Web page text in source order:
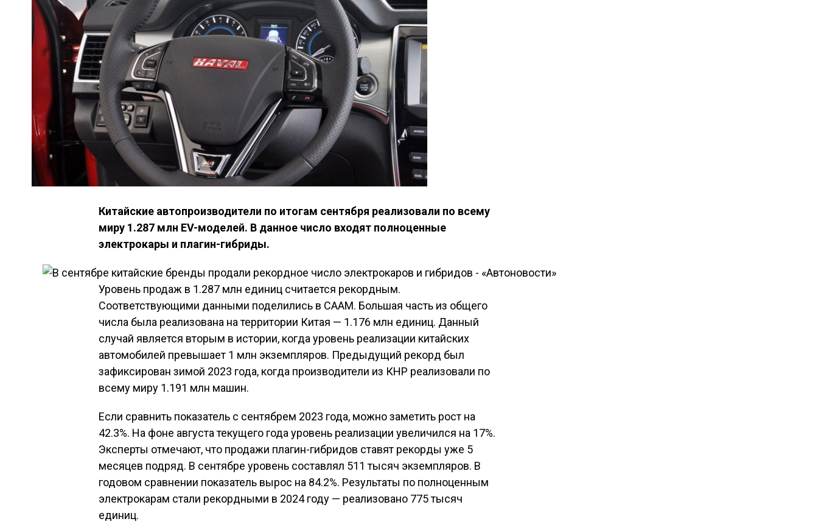
Китайские автопроизводители по итогам сентября реализовали по всему
миру 1.287 млн EV-моделей. В данное число входят полноценные
электрокары и плагин-гибриды.
Уровень продаж в 1.287 млн единиц считается рекордным.
Соответствующими данными поделились в CAAM. Большая часть из общего
числа была реализована на территории Китая — 1.176 млн единиц. Данный
случай является вторым в истории, когда уровень реализации китайских
автомобилей превышает 1 млн экземпляров. Предыдущий рекорд был
зафиксирован зимой 2023 года, когда производители из КНР реализовали по
всему миру 1.191 млн машин.
Если сравнить показатель с сентябрем 2023 года, можно заметить рост на
42.3%. На фоне августа текущего года уровень реализации увеличился на 17%.
Эксперты отмечают, что продажи плагин-гибридов ставят рекорды уже 5
месяцев подряд. В сентябре уровень составлял 511 тысяч экземпляров. В
годовом сравнении показатель вырос на 84.2%. Результаты по полноценным
электрокарам стали рекордными в 2024 году — реализовано 775 тысяч
единиц.